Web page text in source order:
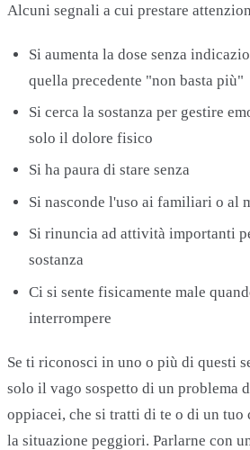
Alcuni segnali a cui prestare
Si aumenta la dose senza
quella precedente "non basta più"
Si cerca la sostanza per gestire
solo il dolore fisico
Si ha paura di stare senza
Si nasconde l'uso ai familiari o al
Si rinuncia ad attività importanti
sostanza
Ci si sente fisicamente male
interrompere
Se ti riconosci in uno o più di questi
solo il vago sospetto di un problema
oppiacei, che si tratti di te o di un tuo
la situazione peggiori. Parlarne con